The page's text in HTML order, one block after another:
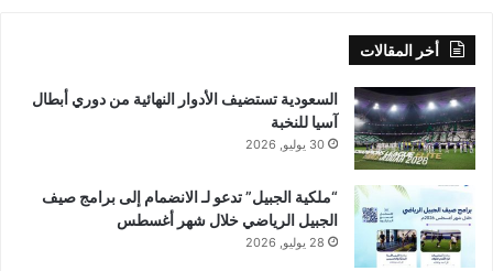
أخر المقالات
السعودية تستضيف الأدوار النهائية من دوري أبطال
آسيا للنخبة
30 يوليو, 2026
“ملكية الجبيل” تدعو لـ الانضمام إلى برامج صيف
الجبيل الرياضي خلال شهر أغسطس
28 يوليو, 2026